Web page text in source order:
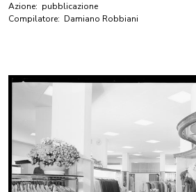
Azione: pubblicazione
Compilatore: Damiano Robbiani